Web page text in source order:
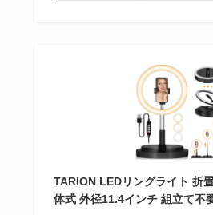
TARION LEDリングライト 折
体式 外径11.4インチ 組立て不